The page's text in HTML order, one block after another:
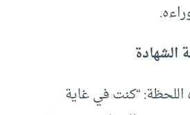
الشهادة
“كنت في غاية